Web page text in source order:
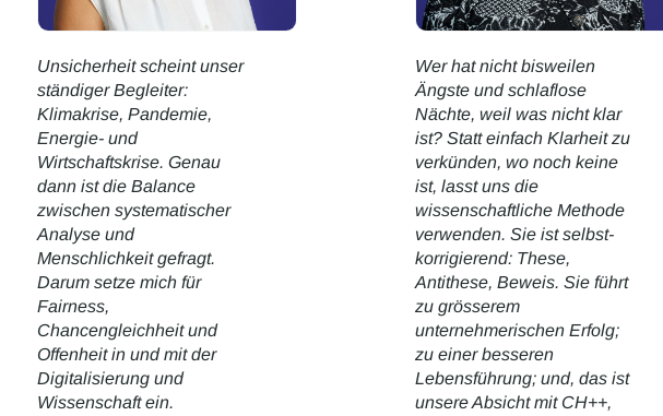
Unsicherheit scheint unser
ständiger Begleiter:
Klimakrise, Pandemie,
Energie- und
Wirtschaftskrise. Genau
dann ist die Balance
zwischen systematischer
Analyse und
Menschlichkeit gefragt.
Darum setze mich für
Fairness,
Chancengleichheit und
Offenheit in und mit der
Digitalisierung und
Wissenschaft ein.
Wer hat nicht bisweilen
Ängste und schlaflose
Nächte, weil was nicht klar
ist? Statt einfach Klarheit zu
verkünden, wo noch keine
ist, lasst uns die
wissenschaftliche Methode
verwenden. Sie ist selbst-
korrigierend: These,
Antithese, Beweis. Sie führt
zu grösserem
unternehmerischen Erfolg;
zu einer besseren
Lebensführung; und, das ist
unsere Absicht mit CH++,